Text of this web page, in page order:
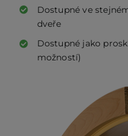
Dostupné ve
dveře
Dostupné jako
možností)